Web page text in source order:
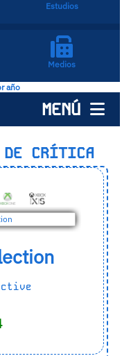
Estudios
Medios
año
MENÚ
CRÍTICA